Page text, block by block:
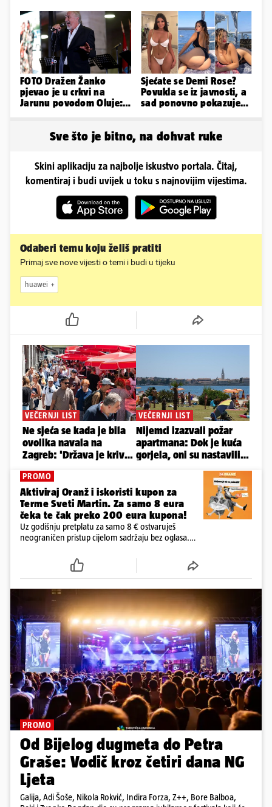
FOTO Dražen Žanko
pjevao je u crkvi na
Jarunu povodom Oluje:
Sjećate se Demi Rose?
Povukla se iz javnosti, a
sad ponovno pokazuje
Sve što je bitno, na dohvat ruke
Skini aplikaciju za najbolje iskustvo portala. Čitaj,
komentiraj i budi uvijek u toku s najnovijim vijestima.
Odaberi temu koju želiš pratiti
Primaj sve nove vijesti o temi i budi u tijeku
huawei
PROMO
Aktiviraj Oranž i iskoristi kupon za
Terme Sveti Martin. Za samo 8 eura
čeka te čak preko 200 eura kupona!
Uz godišnju pretplatu za samo 8 € ostvaruješ
neograničen pristup cijelom sadržaju bez oglasa.
dnevne e-novine 24sata i tjednika Express. Ali ni to
PROMO
Od Bijelog dugmeta do Petra
Graše: Vodič kroz četiri dana NG
Ljeta
Galija, Adi Šoše, Nikola Rokvić, Indira Forza, Z++, Bore Balboa,